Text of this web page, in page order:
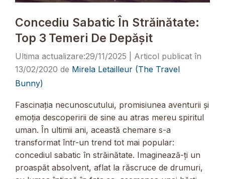
Concediu Sabatic În Străinătate:
Top 3 Temeri De Depășit
29/11/2025
13/02/2020 de Mirela Letailleur (The Travel
Bunny)
Fascinația necunoscutului, promisiunea aventurii și
emoția descoperirii de sine au atras mereu spiritul
uman. În ultimii ani, această chemare s-a
transformat într-un trend tot mai popular:
concediul sabatic în străinătate. Imaginează-ți un
proaspăt absolvent, aflat la răscruce de drumuri,